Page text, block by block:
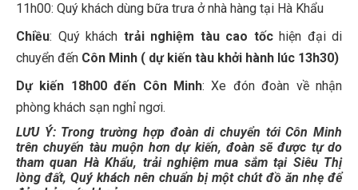
11h00: Quý khách dùng bữa trưa ở nhà hàng tại Hà Khẩu
Chiều: Quý khách trải nghiệm tàu cao tốchiện đại di
chuyển đến Côn Minh ( dự kiến tàu khởi hành lúc 13h30)
Dự kiến 18h00 đến Côn Minh: Xe đón đoàn về nhận
phòng khách sạn nghỉ ngơi.
LƯU Ý:Trong trường hợp đoàn di chuyển tới Côn Minh
trênchuyến tàu muộn hơn dự kiến, đoàn sẽ được tự do
tham quan Hà Khẩu, trải nghiệm mua sắm tại Siêu Thị
lòng đất, Quý khách nên chuẩn bị một chút đồ ăn nhẹ để